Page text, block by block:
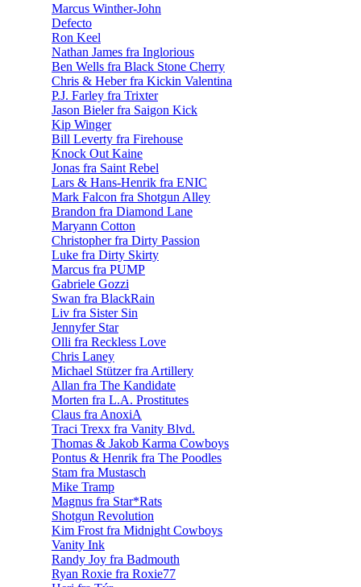
Marcus Winther-John
Defecto
Ron Keel
Nathan James fra Inglorious
Ben Wells fra Black Stone Cherry
Chris & Heber fra Kickin Valentina
P.J. Farley fra Trixter
Jason Bieler fra Saigon Kick
Kip Winger
Bill Leverty fra Firehouse
Knock Out Kaine
Jonas fra Saint Rebel
Lars & Hans-Henrik fra ENIC
Mark Falcon fra Shotgun Alley
Brandon fra Diamond Lane
Maryann Cotton
Christopher fra Dirty Passion
Luke fra Dirty Skirty
Marcus fra PUMP
Gabriele Gozzi
Swan fra BlackRain
Liv fra Sister Sin
Jennyfer Star
Olli fra Reckless Love
Chris Laney
Michael Stützer fra Artillery
Allan fra The Kandidate
Morten fra L.A. Prostitutes
Claus fra AnoxiA
Traci Trexx fra Vanity Blvd.
Thomas & Jakob Karma Cowboys
Pontus & Henrik fra The Poodles
Stam fra Mustasch
Mike Tramp
Magnus fra Star*Rats
Shotgun Revolution
Kim Frost fra Midnight Cowboys
Vanity Ink
Randy Joy fra Badmouth
Ryan Roxie fra Roxie77